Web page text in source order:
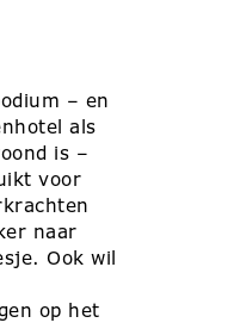
– en
als
is –
voor
naar
Ook wil
op het